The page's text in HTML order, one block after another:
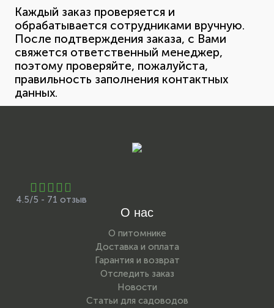
Каждый заказ проверяется и
обрабатывается сотрудниками вручную.
После подтверждения заказа, с Вами
свяжется ответственный менеджер,
поэтому проверяйте, пожалуйста,
правильность заполнения контактных
данных.
4.5/5 - 71 отзыв
О нас
О питомнике
Доставка и оплата
Гарантия и возврат
Отследить заказ
Новости
Статьи для садоводов